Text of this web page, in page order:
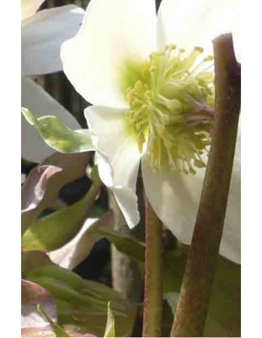
Christrose (Helleborus niger) im Gegenlicht